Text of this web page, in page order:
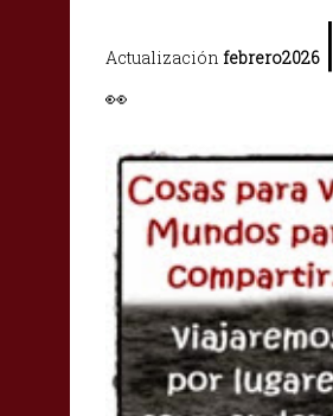
Actualización febrero2026 |
👀